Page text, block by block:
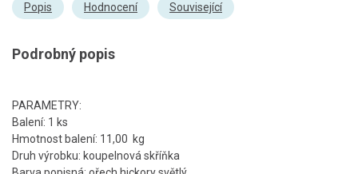
Popis Hodnocení Související
Podrobný popis
PARAMETRY:
Balení: 1 ks
Hmotnost balení: 11,00 kg
Druh výrobku: koupelnová skříňka